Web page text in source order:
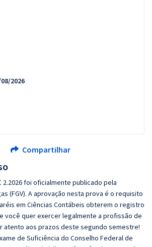
2.2026 foi oficialmente publicado pela
(FGV). A aprovação nesta prova é o requisito
em Ciências Contábeis obterem o registro
você quer exercer legalmente a profissão de
atento aos prazos deste segundo semestre!
de Suficiência do Conselho Federal de
2026
Compartilhar